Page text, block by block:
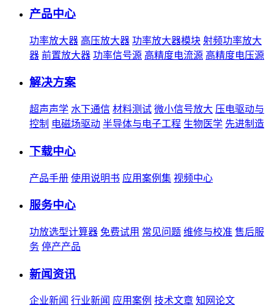
产品中心
功率放大器 高压放大器 功率放大器模块 射频功率放大
器 前置放大器 功率信号源 高精度电流源 高精度电压源
解决方案
超声声学 水下通信 材料测试 微小信号放大 压电驱动与
控制 电磁场驱动 半导体与电子工程 生物医学 先进制造
下载中心
产品手册 使用说明书 应用案例集 视频中心
服务中心
功放选型计算器 免费试用 常见问题 维修与校准 售后服
务 停产产品
新闻资讯
企业新闻 行业新闻 应用案例 技术文章 知网论文